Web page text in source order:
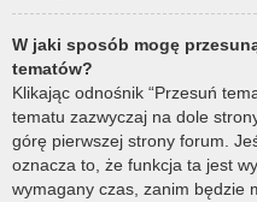
W jaki sposób mogę
tematów?
Klikając odnośnik “Przesuń
tematu zazwyczaj na dole
górę pierwszej strony forum.
oznacza to, że funkcja ta jest
wymagany czas, zanim będzie